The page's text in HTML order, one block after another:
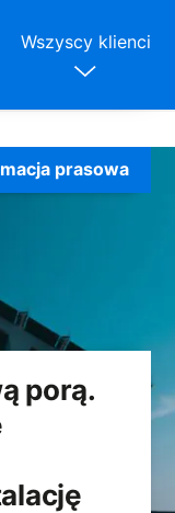
Wszyscy klienci
porą.
prasowa